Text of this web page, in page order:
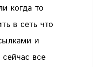
когда то
в сеть что
и
все